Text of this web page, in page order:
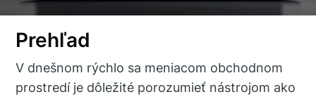
Prehľad
V dnešnom rýchlo sa meniacom obchodnom
prostredí je dôležité porozumieť nástrojom ako